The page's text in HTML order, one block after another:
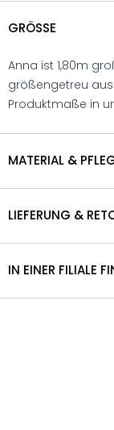
GRÖSSE
Anna ist 1,80m
größengetreu
Produktmaße in
MATERIAL &
LIEFERUNG &
IN EINER FILIALE